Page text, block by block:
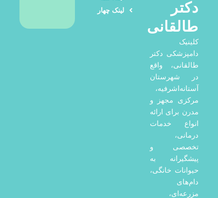
دکتر
طالقانی
کلینیک
دامپزشکی دکتر
طالقانی، واقع
در شهرستان
آستانه‌اشرفیه،
مرکزی مجهز و
مدرن برای ارائه
انواع خدمات
درمانی،
تخصصی و
پیشگیرانه به
حیوانات خانگی،
دام‌های
مزرعه‌ای،
لینک چهار